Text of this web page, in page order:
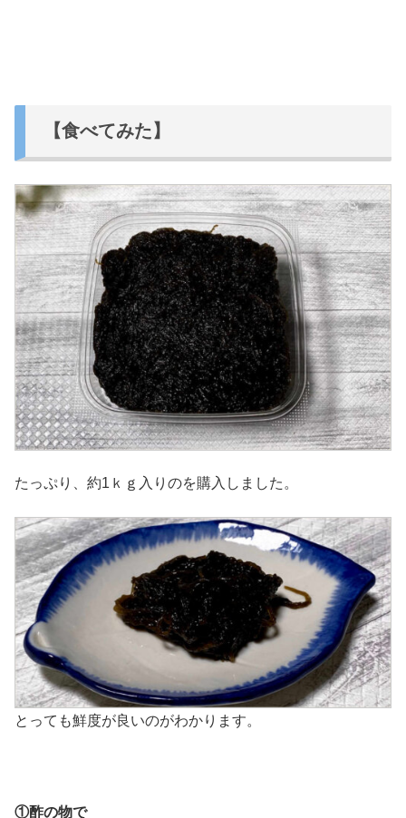
【食べてみた】
たっぷり、約1ｋｇ入りのを購入しました。
とっても鮮度が良いのがわかります。
①酢の物で